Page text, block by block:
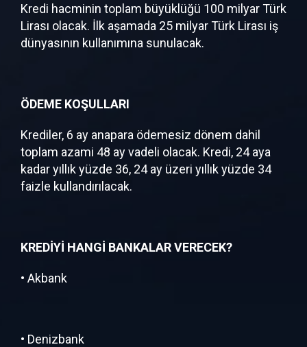
Kredi hacminin toplam büyüklüğü 100 milyar Türk
Lirası olacak. İlk aşamada 25 milyar Türk Lirası iş
dünyasının kullanımına sunulacak.
ÖDEME KOŞULLARI
Krediler, 6 ay anapara ödemesiz dönem dahil
toplam azami 48 ay vadeli olacak. Kredi, 24 aya
kadar yıllık yüzde 36, 24 ay üzeri yıllık yüzde 34
faizle kullandırılacak.
KREDİYİ HANGİ BANKALAR VERECEK?
• Akbank
• Denizbank